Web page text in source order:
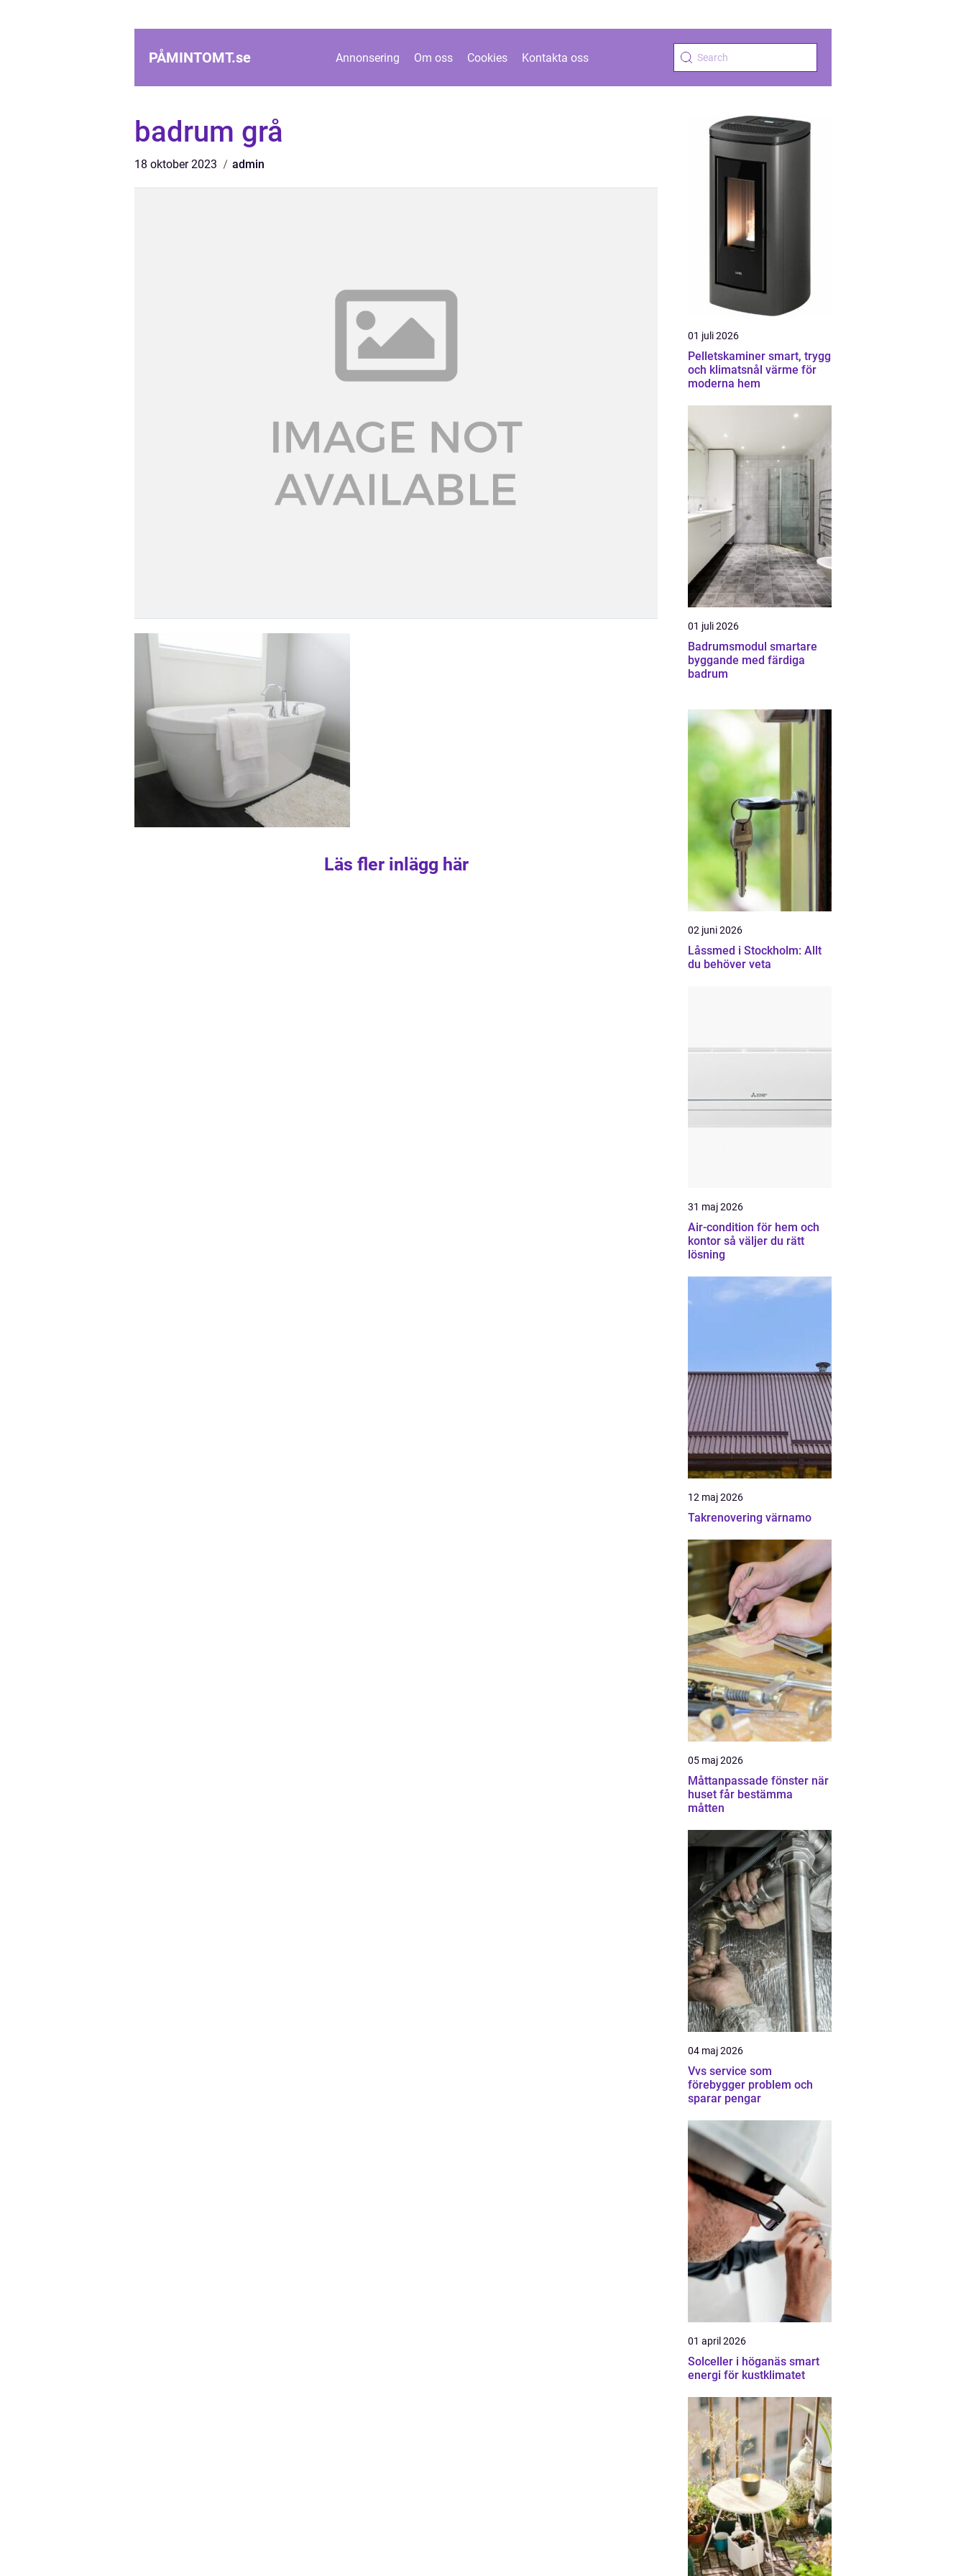
PÅMINTOMT.se Annonsering Om oss Cookies Kontakta oss
badrum grå
18 oktober 2023 admin
Läs fler inlägg här
01 juli 2026
Pelletskaminer smart, trygg
och klimatsnål värme för
moderna hem
01 juli 2026
Badrumsmodul smartare
byggande med färdiga
badrum
02 juni 2026
Låssmed i Stockholm: Allt
du behöver veta
31 maj 2026
Air-condition för hem och
kontor så väljer du rätt
lösning
12 maj 2026
Takrenovering värnamo
05 maj 2026
Måttanpassade fönster när
huset får bestämma
måtten
04 maj 2026
Vvs service som
förebygger problem och
sparar pengar
01 april 2026
Solceller i höganäs smart
energi för kustklimatet